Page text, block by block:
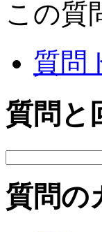
この質
質問
質問と
質問の